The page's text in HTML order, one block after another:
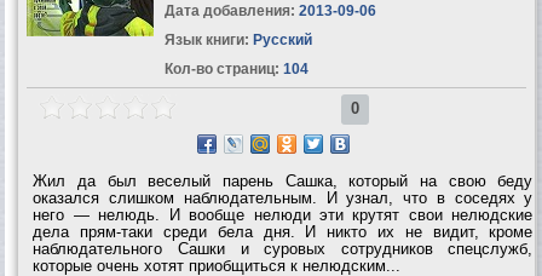
Дата добавления: 2013-09-06
Язык книги: Русский
Кол-во страниц: 104
0
Жил да был веселый парень Сашка, который на свою беду
оказался слишком наблюдательным. И узнал, что в соседях у
него — нелюдь. И вообще нелюди эти крутят свои нелюдские
дела прям-таки среди бела дня. И никто их не видит, кроме
наблюдательного Сашки и суровых сотрудников спецслужб,
которые очень хотят приобщиться к нелюдским...